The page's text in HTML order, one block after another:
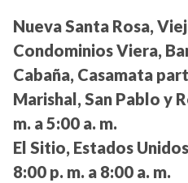
Nueva Santa Rosa,
Condominios Viera,
Cabaña, Casamata
Marishal, San Pablo y
m. a 5:00 a. m.
El Sitio, Estados
8:00 p. m. a 8:00 a. m.